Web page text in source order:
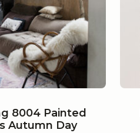
8004 Painted
Autumn Day